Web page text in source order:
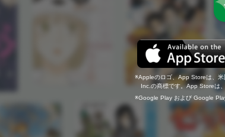
Appleのロゴ、App Storeは、
Inc.の商標です。App Storeは
Google Play および Google